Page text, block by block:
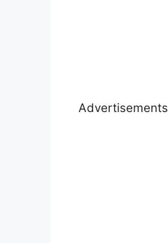
Advertisements